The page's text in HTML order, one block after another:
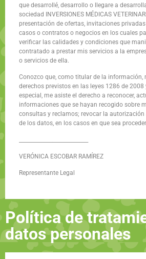
que desarrollé, desarrollo o llegare a
sociedad INVERSIONES MÉDICAS
presentación de ofertas, invitaciones
casos o contratos o negocios en los cuales
verificar las calidades y condiciones que
contratado a prestar mis servicios a la
o servicios de ella.
Conozco que, como titular de la información,
derechos previstos en las leyes 1286 de 2008
especial, me asiste el derecho a reconocer,
informaciones que se hayan recogido sobre
consultas y reclamos; revocar la
de los datos, en los casos en que sea
VERÓNICA ESCOBAR RAMÍREZ
Representante Legal
Política de
datos personales